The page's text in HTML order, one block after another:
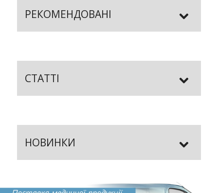
РЕКОМЕНДОВАНІ
СТАТТІ
НОВИНКИ